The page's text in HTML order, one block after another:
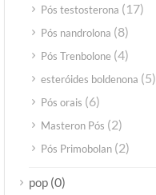
Pós testosterona (17)
Pós nandrolona (8)
Pós Trenbolone (4)
esteróides boldenona (5)
Pós orais (6)
Masteron Pós (2)
Pós Primobolan (2)
pop (0)